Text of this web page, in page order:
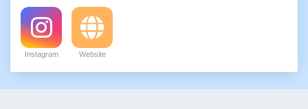
Instagram Website